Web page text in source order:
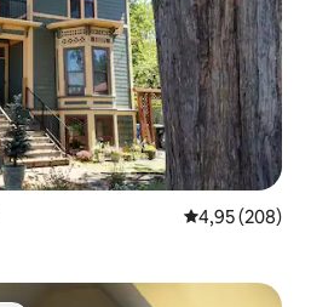
4,95 de uma
4,95 (208)